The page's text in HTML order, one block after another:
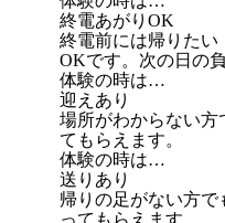
終電あがりOK
終電前には帰りたい
OKです。次の日の
体験の時は…
迎えあり
場所がわからない方
てもらえます。
体験の時は…
送りあり
帰りの足がない方
ってもらえます。